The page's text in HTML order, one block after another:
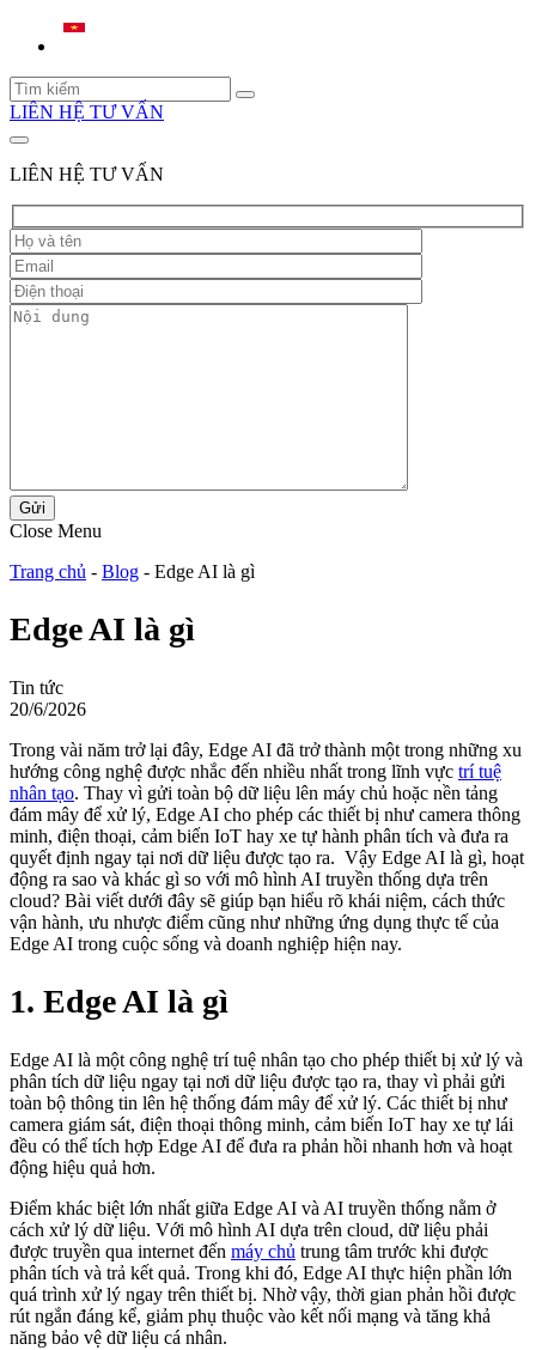
LIÊN HỆ TƯ VẤN
LIÊN HỆ TƯ VẤN
Gửi
Close Menu
Trang chủ - Blog - Edge AI là gì
Edge AI là gì
Tin tức
20/6/2026
Trong vài năm trở lại đây, Edge AI đã trở thành một trong những xu
hướng công nghệ được nhắc đến nhiều nhất trong lĩnh vực trí tuệ
nhân tạo. Thay vì gửi toàn bộ dữ liệu lên máy chủ hoặc nền tảng
đám mây để xử lý, Edge AI cho phép các thiết bị như camera thông
minh, điện thoại, cảm biến IoT hay xe tự hành phân tích và đưa ra
quyết định ngay tại nơi dữ liệu được tạo ra. Vậy Edge AI là gì, hoạt
động ra sao và khác gì so với mô hình AI truyền thống dựa trên
cloud? Bài viết dưới đây sẽ giúp bạn hiểu rõ khái niệm, cách thức
vận hành, ưu nhược điểm cũng như những ứng dụng thực tế của
Edge AI trong cuộc sống và doanh nghiệp hiện nay.
1. Edge AI là gì
Edge AI là một công nghệ trí tuệ nhân tạo cho phép thiết bị xử lý và
phân tích dữ liệu ngay tại nơi dữ liệu được tạo ra, thay vì phải gửi
toàn bộ thông tin lên hệ thống đám mây để xử lý. Các thiết bị như
camera giám sát, điện thoại thông minh, cảm biến IoT hay xe tự lái
đều có thể tích hợp Edge AI để đưa ra phản hồi nhanh hơn và hoạt
động hiệu quả hơn.
Điểm khác biệt lớn nhất giữa Edge AI và AI truyền thống nằm ở
cách xử lý dữ liệu. Với mô hình AI dựa trên cloud, dữ liệu phải
được truyền qua internet đến máy chủ trung tâm trước khi được
phân tích và trả kết quả. Trong khi đó, Edge AI thực hiện phần lớn
quá trình xử lý ngay trên thiết bị. Nhờ vậy, thời gian phản hồi được
rút ngắn đáng kể, giảm phụ thuộc vào kết nối mạng và tăng khả
năng bảo vệ dữ liệu cá nhân.